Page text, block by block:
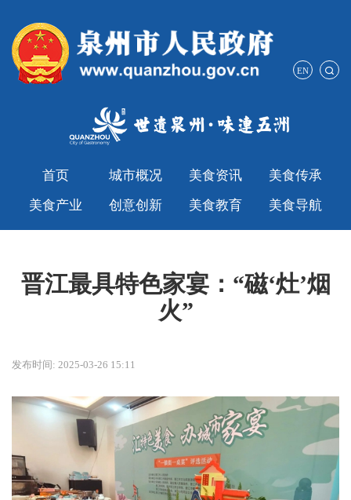
EN
首页 城市概况 美食资讯
美食传承
美食产业
创意创新 美食教育 美食导航
晋江最具特色家宴：“磁‘灶’烟
火”
发布时间: 2025-03-26 15:11